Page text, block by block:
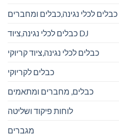
כבלים לכלי נגינה,כבלים ומחברים
כבלים לכלי נגינה,ציוד DJ
כבלים לכלי נגינה,ציוד קריוקי
כבלים לקריוקי
כבלים, מחברים ומתאמים
לוחות פיקוד ושליטה
מגברים